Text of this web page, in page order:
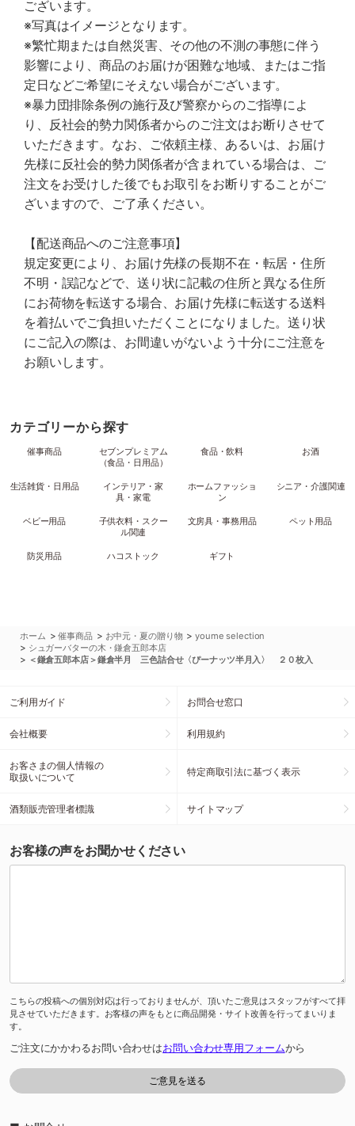
ございます。
※写真はイメージとなります。
※繁忙期または自然災害、その他の不測の事態に伴う
影響により、商品のお届けが困難な地域、またはご指
定日などご希望にそえない場合がございます。
※暴力団排除条例の施行及び警察からのご指導によ
り、反社会的勢力関係者からのご注文はお断りさせて
いただきます。なお、ご依頼主様、あるいは、お届け
先様に反社会的勢力関係者が含まれている場合は、ご
注文をお受けした後でもお取引をお断りすることがご
ざいますので、ご了承ください。
【配送商品へのご注意事項】
規定変更により、お届け先様の長期不在・転居・住所
不明・誤記などで、送り状に記載の住所と異なる住所
にお荷物を転送する場合、お届け先様に転送する送料
を着払いでご負担いただくことになりました。送り状
にご記入の際は、お間違いがないよう十分にご注意を
お願いします。
カテゴリーから探す
催事商品
セブンプレミアム
（食品・日用品）
食品・飲料 お酒
生活雑貨・日用品
インテリア・家
具・家電
ホームファッショ
ン
シニア・介護関連
ベビー用品
子供衣料・スクー
ル関連
文房具・事務用品 ペット用品
防災用品 ハコストック ギフト
ホーム >催事商品 > お中元・夏の贈り物 >youme selection
> シュガーバターの木・鎌倉五郎本店
> ＜鎌倉五郎本店＞鎌倉半月 三色詰合せ〈ぴーナッツ半月入〉 ２０枚入
ご利用ガイド お問合せ窓口
会社概要 利用規約
お客さまの個人情報の
取扱いについて
特定商取引法に基づく表示
酒類販売管理者標識 サイトマップ
お客様の声をお聞かせください
こちらの投稿への個別対応は行っておりませんが、頂いたご意見はスタッフがすべて拝
見させていただきます。お客様の声をもとに商品開発・サイト改善を行ってまいりま
す。
ご注文にかかわるお問い合わせはお問い合わせ専用フォームから